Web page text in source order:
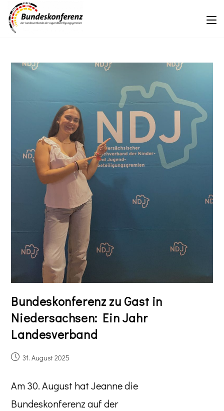
Bundeskonferenz zu Gast in
Niedersachsen: Ein Jahr
Landesverband
31. August 2025
Am 30. August hat Jeanne die
Bundeskonferenz auf der